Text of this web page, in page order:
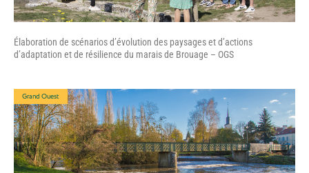
Élaboration de scénarios d’évolution des paysages et d’actions
d’adaptation et de résilience du marais de Brouage – OGS
Grand Ouest